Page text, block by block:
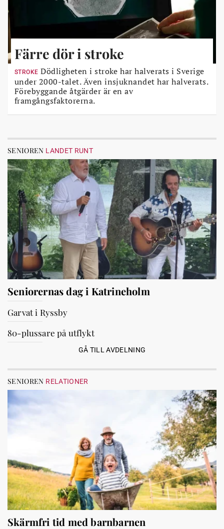
Färre dör i stroke
STROKE Dödligheten i stroke har halverats i Sverige
under 2000-talet. Även insjuknandet har halverats.
Förebyggande åtgärder är en av
framgångsfaktorerna.
SENIOREN LANDET RUNT
Seniorernas dag i Katrineholm
Garvat i Ryssby
80-plussare på utflykt
GÅ TILL AVDELNING
SENIOREN RELATIONER
Skärmfri tid med barnbarnen